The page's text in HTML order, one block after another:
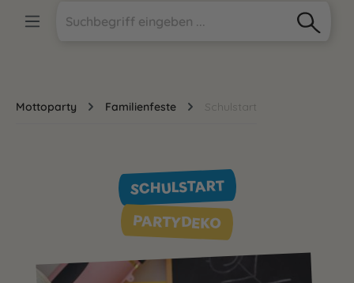
Mottoparty Familienfeste Schulstart
SCHULSTART
PARTYDEKO